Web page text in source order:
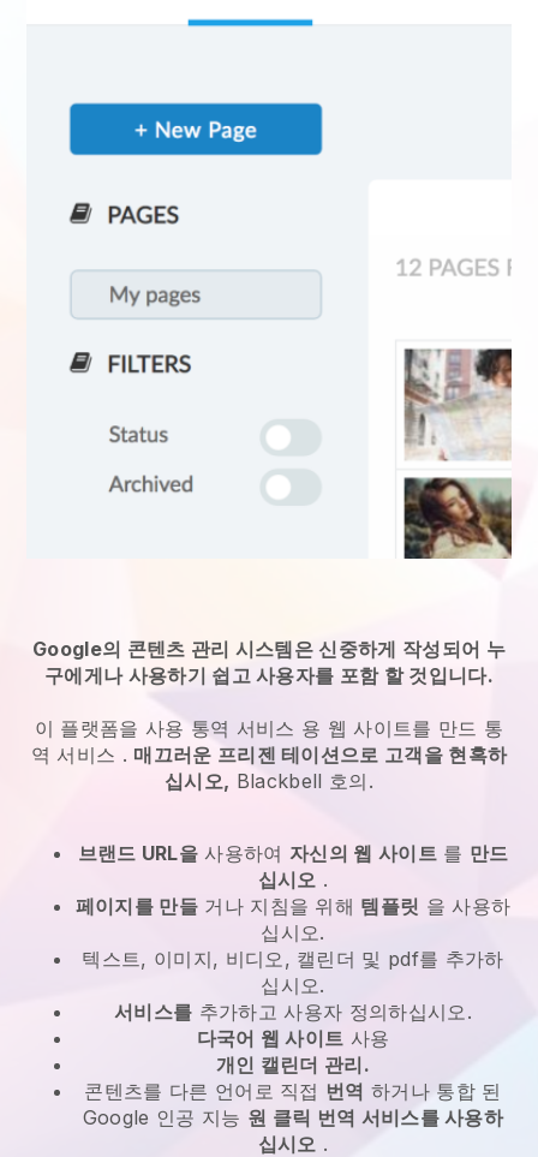
Google의 콘텐츠 관리 시스템은 신중하게 작성되어 누
구에게나 사용하기 쉽고 사용자를 포함 할 것입니다.
이 플랫폼을 사용 통역 서비스 용 웹 사이트를 만드 통
역 서비스 . 매끄러운 프리젠 테이션으로 고객을 현혹하
십시오, Blackbell 호의.
브랜드 URL을 사용하여 자신의 웹 사이트를 만드
십시오 .
페이지를 만들거나 지침을 위해 템플릿 을 사용하
십시오.
텍스트, 이미지, 비디오, 캘린더 및 pdf를 추가하
십시오.
서비스를 추가하고 사용자 정의하십시오.
다국어 웹 사이트 사용
개인 캘린더 관리.
콘텐츠를 다른 언어로 직접 번역 하거나 통합 된
Google 인공 지능 원 클릭 번역 서비스를 사용하
십시오 .